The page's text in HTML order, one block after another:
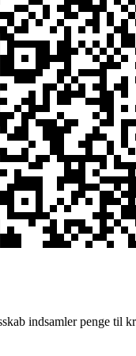
indsamler penge til